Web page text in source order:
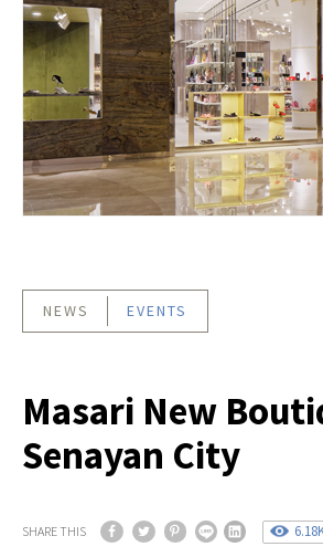
NEWS EVENTS
Masari New
Senayan City
SHARE THIS